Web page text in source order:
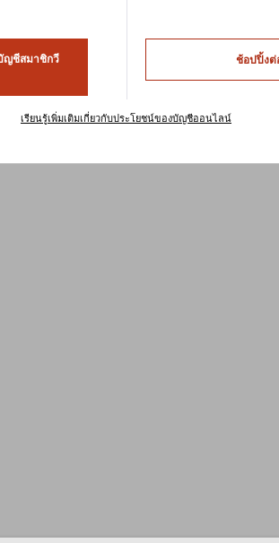
ยายามกำจัดกลิ่นไม่พึงประสงค์จากกรงสั
ตว์เลี้ยงขนาดเล็กมีให้เลือกมากมายที่นี่ ทุ
องคุณมีสถานที่ที่สะอาดและปลอดภัยสำหรับก
ญชีสมาชิกวี
ช้อปปิ้งต่
เรียนรู้เพิ่มเติมเกี่ยวกับประโยชน์ของบัญชีออนไลน์